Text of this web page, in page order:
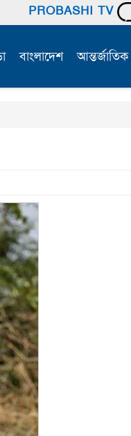
PROBASHI TV
বাংলাদেশ আন্তর্জাতিক